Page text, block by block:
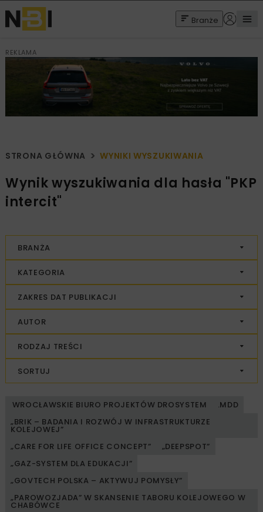
Branże
REKLAMA
STRONA GŁÓWNA WYNIKI WYSZUKIWANIA
Wynik wyszukiwania dla hasła "PKP
intercit"
BRANŻA
KATEGORIA
ZAKRES DAT PUBLIKACJI
AUTOR
RODZAJ TREŚCI
SORTUJ
WROCŁAWSKIE BIURO PROJEKTÓW DROSYSTEM
.MDD
„BRIK – BADANIA I ROZWÓJ W INFRASTRUKTURZE
KOLEJOWEJ”
„CARE FOR LIFE OFFICE CONCEPT”
„DEEPSPOT”
„GAZ-SYSTEM DLA EDUKACJI”
„GOVTECH POLSKA – AKTYWUJ POMYSŁY”
„PAROWOZJADA” W SKANSENIE TABORU KOLEJOWEGO W
CHABÓWCE